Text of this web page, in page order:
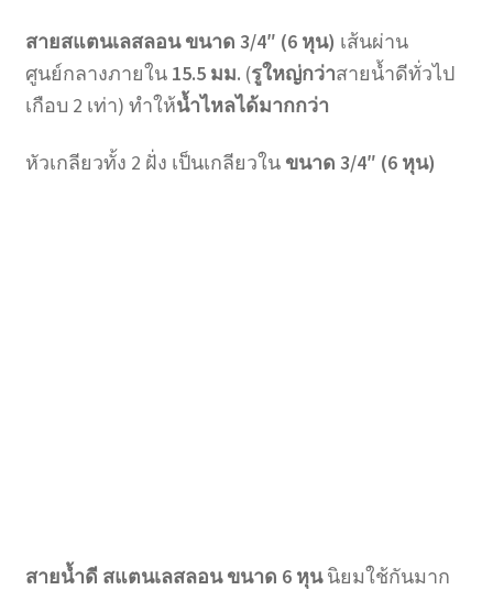
สายสแตนเลสลอน ขนาด 3/4″ (6 หุน) เส้นผ่าน
ศูนย์กลางภายใน 15.5 มม. (รูใหญ่กว่าสายน้ำดีทั่วไป
เกือบ 2 เท่า) ทำให้น้ำไหลได้มากกว่า
หัวเกลียวทั้ง 2 ฝั่ง เป็นเกลียวใน ขนาด 3/4″ (6 หุน)
สายน้ำดี สแตนเลสลอน ขนาด 6 หุนนิยมใช้กันมาก